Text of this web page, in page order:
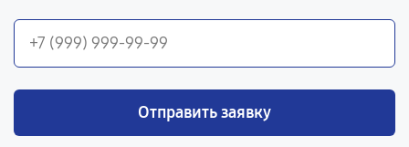
Отправить заявку